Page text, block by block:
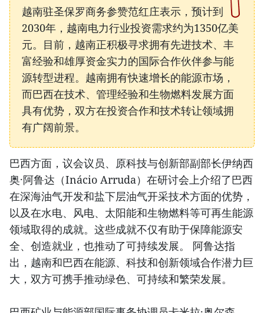
越南驻圣保罗商务参赞范红庄表示，预计到
2030年，越南电力行业投资需求约为1350亿美
元。目前，越南正积极寻求拥有先进技术、丰
富经验和雄厚资金实力的国际合作伙伴参与能
源转型进程。越南拥有快速增长的能源市场，
而巴西在技术、管理经验和生物燃料发展方面
具有优势，双方在投资合作和技术转让领域拥
有广阔前景。
巴西方面，议会议员、原科技与创新部副部长伊纳西
奥·阿鲁达（Inácio Arruda）在研讨会上介绍了巴西
在深海油气开发和盐下层油气开采技术方面的优势，
以及在水电、风电、太阳能和生物燃料等可再生能源
领域取得的成就。这些成就不仅有助于保障能源安
全、创造就业，也推动了可持续发展。 阿鲁达指
出，越南和巴西在能源、科技和创新领域合作潜力巨
大，双方可携手推动绿色、可持续和繁荣发展。